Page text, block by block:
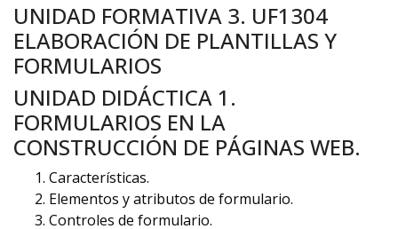
UNIDAD FORMATIVA 3. UF1304
ELABORACIÓN DE PLANTILLAS Y
FORMULARIOS
UNIDAD DIDÁCTICA 1.
FORMULARIOS EN LA
CONSTRUCCIÓN DE PÁGINAS WEB.
Características.
Elementos y atributos de formulario.
Controles de formulario.